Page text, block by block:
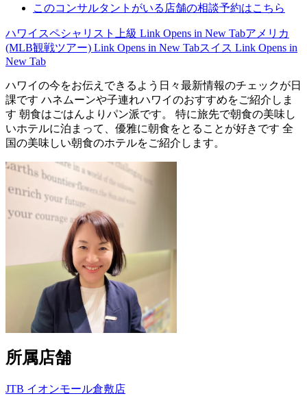
このコンサルタントがいる店舗の相談予約はこちら
ハワイスペシャリスト上級 Link Opens in New Tabアメリカ
(MLB観戦ツアー) Link Opens in New Tabスイス Link Opens in
New Tab
ハワイの今をお伝えできるよう日々最新情報のチェックが日
課です ハネムーンや子連れハワイのおすすめをご紹介しま
す 朝食はごはんよりパン派です。 特に旅先で朝食の美味し
いホテルに泊まって、優雅に朝食をとることが好きです 全
国の美味しい朝食のホテルをご紹介します。
所属店舗
JTB イオンモール倉敷店